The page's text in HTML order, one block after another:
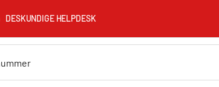
DESKUNDIGE HELPDESK